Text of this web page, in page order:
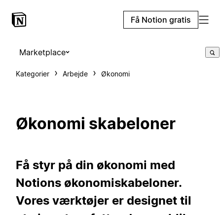
Få Notion gratis
Marketplace
Kategorier Arbejde Økonomi
Økonomi skabeloner
Få styr på din økonomi med
Notions økonomiskabeloner.
Vores værktøjer er designet til